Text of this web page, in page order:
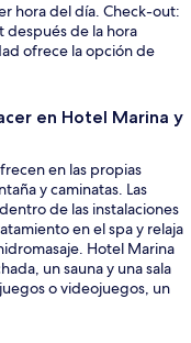
hora del día. Check-out:
después de la hora
ofrece la opción de
en Hotel Marina y
en las propias
y caminatas. Las
de las instalaciones
en el spa y relaja
Hotel Marina
un sauna y una sala
o videojuegos, un